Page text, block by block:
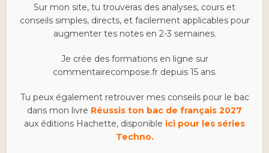
Sur mon site, tu trouveras des analyses, cours et
conseils simples, directs, et facilement applicables pour
augmenter tes notes en 2-3 semaines.
Je crée des formations en ligne sur
commentairecompose.fr depuis 15 ans.
Tu peux également retrouver mes conseils pour le bac
dans mon livre Réussis ton bac de français 2027
aux éditions Hachette, disponible ici pour les séries
Techno.